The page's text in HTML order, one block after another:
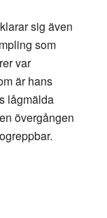
sig även
som
var
är hans
lågmälda
övergången